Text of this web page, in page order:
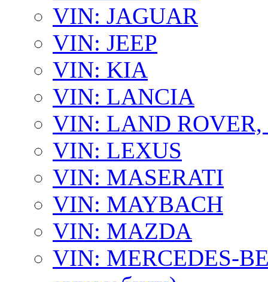
VIN: JAGUAR
VIN: JEEP
VIN: KIA
VIN: LANCIA
VIN: LAND ROVER,
VIN: LEXUS
VIN: MASERATI
VIN: MAYBACH
VIN: MAZDA
VIN: MERCEDES-